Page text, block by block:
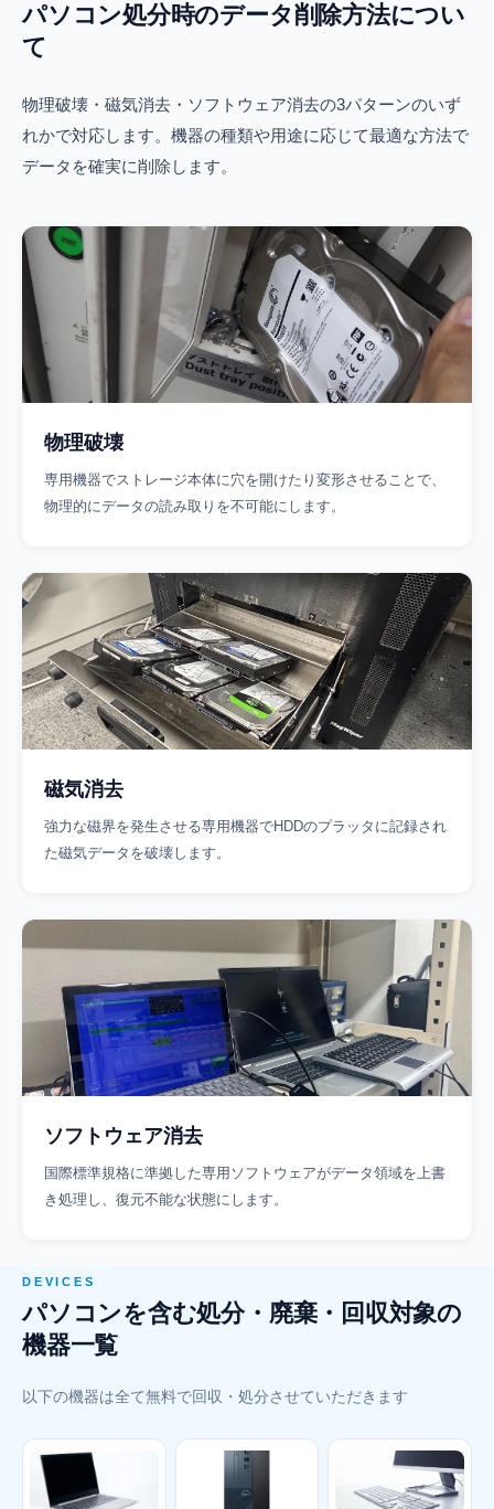
パソコン処分時のデータ削除方法につい
て
物理破壊・磁気消去・ソフトウェア消去の3パターンのいず
れかで対応します。機器の種類や用途に応じて最適な方法で
データを確実に削除します。
物理破壊
専用機器でストレージ本体に穴を開けたり変形させることで、
物理的にデータの読み取りを不可能にします。
磁気消去
強力な磁界を発生させる専用機器でHDDのプラッタに記録され
た磁気データを破壊します。
ソフトウェア消去
国際標準規格に準拠した専用ソフトウェアがデータ領域を上書
き処理し、復元不能な状態にします。
DEVICES
パソコンを含む処分・廃棄・回収対象の
機器一覧
以下の機器は全て無料で回収・処分させていただきます